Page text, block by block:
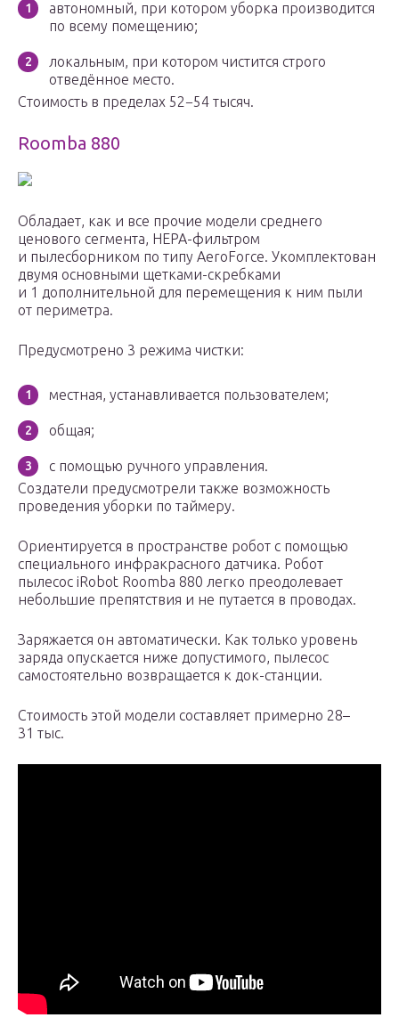
автономный, при котором уборка производится
по всему помещению;
локальным, при котором чистится строго
отведённое место.
Стоимость в пределах 52−54 тысяч.
Roomba 880
Обладает, как и все прочие модели среднего
ценового сегмента, HEPA-фильтром
и пылесборником по типу AeroForce. Укомплектован
двумя основными щетками-скребками
и 1 дополнительной для перемещения к ним пыли
от периметра.
Предусмотрено 3 режима чистки:
местная, устанавливается пользователем;
общая;
с помощью ручного управления.
Создатели предусмотрели также возможность
проведения уборки по таймеру.
Ориентируется в пространстве робот с помощью
специального инфракрасного датчика. Робот
пылесос iRobot Roomba 880 легко преодолевает
небольшие препятствия и не путается в проводах.
Заряжается он автоматически. Как только уровень
заряда опускается ниже допустимого, пылесос
самостоятельно возвращается к док-станции.
Стоимость этой модели составляет примерно 28–
31 тыс.